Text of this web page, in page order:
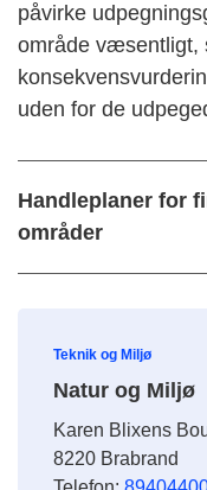
påvirke
område væsentligt,
uden for de
Handleplaner for
områder
Teknik og Miljø
Natur og Miljø
Karen Blixens
8220 Brabrand